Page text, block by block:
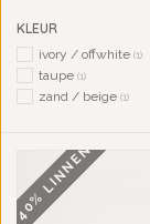
KLEUR
ivory / offwhite (1)
taupe (1)
zand / beige (1)
40% LINNEN